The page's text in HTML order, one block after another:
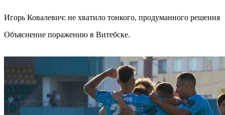
Игорь Ковалевич: не хватило тонкого, продуманного решения
Объяснение поражению в Витебске.